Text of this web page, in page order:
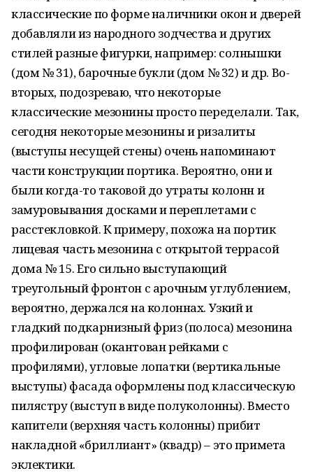
классические по форме наличники окон и дверей
добавляли из народного зодчества и других
стилей разные фигурки, например: солнышки
(дом № 31), барочные букли (дом № 32) и др. Во-
вторых, подозреваю, что некоторые
классические мезонины просто переделали. Так,
сегодня некоторые мезонины и ризалиты
(выступы несущей стены) очень напоминают
части конструкции портика. Вероятно, они и
были когда-то таковой до утраты колонн и
замуровывания досками и переплетами с
расстекловкой. К примеру, похожа на портик
лицевая часть мезонина с открытой террасой
дома № 15. Его сильно выступающий
треугольный фронтон с арочным углублением,
вероятно, держался на колоннах. Узкий и
гладкий подкарнизный фриз (полоса) мезонина
профилирован (окантован рейками с
профилями), угловые лопатки (вертикальные
выступы) фасада оформлены под классическую
пилястру (выступ в виде полуколонны). Вместо
капители (верхняя часть колонны) прибит
накладной «бриллиант» (квадр) – это примета
эклектики.